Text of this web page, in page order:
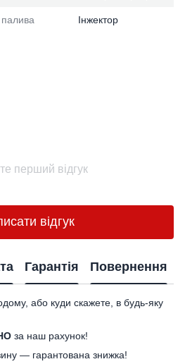
Інжектор
перший відгук
відгук
Гарантія Повернення
або куди скажете, в будь-яку
за наш рахунок!
— гарантована знижка!